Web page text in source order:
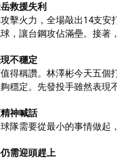
救援失利
擊火力，全場敲出14支
，讓台鋼攻佔滿壘。接著
不穩定
得稱讚。林澤彬今天五
穩定。先發投手雖然表
神喊話
隊需要從最小的事情做起
需迎頭趕上